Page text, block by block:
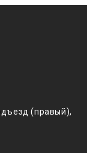
(правый),